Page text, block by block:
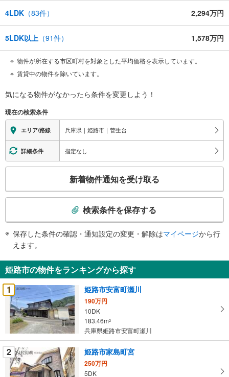
4LDK （83件） 2,294万円
5LDK以上 （91件） 1,578万円
物件が所在する市区町村を対象とした平均価格を表示しています。
賃貸中の物件を除いています。
気になる物件がなかったら条件を変更しよう！
現在の検索条件
エリア/路線 兵庫県｜姫路市｜菅生台
詳細条件 指定なし
検
知
を
受
け
取
る
・
条
件
を
マ
新着物件通知を受け取る
検索条件を保存する
保存した条件の確認・通知設定の変更・解除はマイページから行
えます。
姫路市の物件をランキングから探す
1
姫路市安富町瀬川
190万円
10DK
183.46m2
兵庫県姫路市安富町瀬川
2 姫路市家島町宮
250万円
5DK